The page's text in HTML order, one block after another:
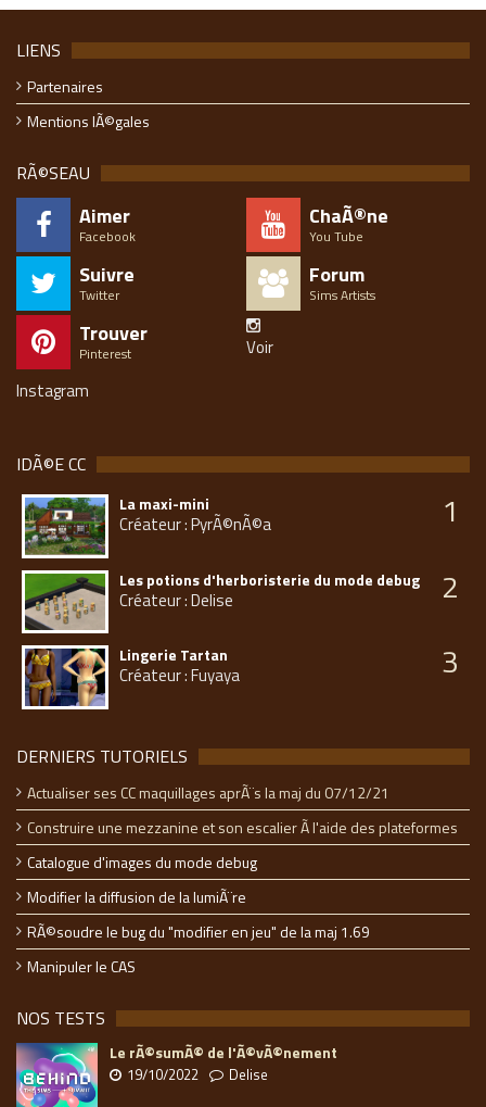
LIENS
Partenaires
Mentions lÃ©gales
RÃ©SEAU
Aimer
Facebook
ChaÃ®ne
You Tube
Suivre
Twitter
Forum
Sims Artists
Trouver
Pinterest
Voir
Instagram
IDÃ©E CC
La maxi-mini
Créateur : PyrÃ©nÃ©a 1
Les potions d'herboristerie du mode debug
Créateur : Delise 2
Lingerie Tartan
Créateur : Fuyaya 3
DERNIERS TUTORIELS
Actualiser ses CC maquillages aprÃ¨s la maj du 07/12/21
Construire une mezzanine et son escalier Ã l'aide des plateformes
Catalogue d'images du mode debug
Modifier la diffusion de la lumiÃ¨re
RÃ©soudre le bug du "modifier en jeu" de la maj 1.69
Manipuler le CAS
NOS TESTS
Le rÃ©sumÃ© de l'Ã©vÃ©nement
19/10/2022 Delise